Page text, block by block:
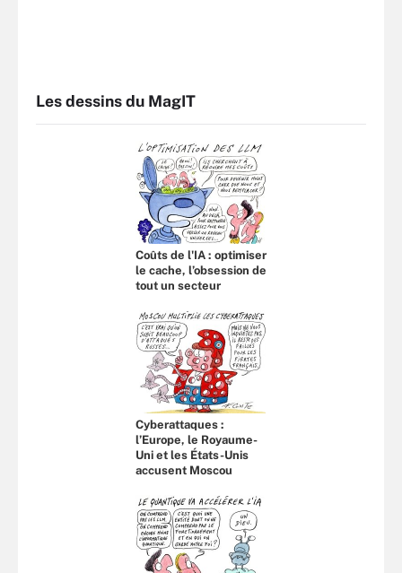
Les dessins du MagIT
Coûts de l'IA : optimiser
le cache, l’obsession de
tout un secteur
Cyberattaques :
l’Europe, le Royaume-
Uni et les États-Unis
accusent Moscou